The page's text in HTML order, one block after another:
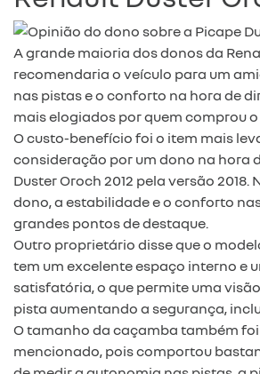
A grande maioria dos donos da
recomendaria o veículo para um
nas pistas e o conforto na hora de
mais elogiados por quem comprou
O custo-benefício foi o item mais
consideração por um dono na hora
Duster Oroch 2012 pela versão 2018.
dono, a estabilidade e o conforto
grandes pontos de destaque.
Outro proprietário disse que o
tem um excelente espaço interno e
satisfatória, o que permite uma
pista aumentando a segurança,
O tamanho da caçamba também
mencionado, pois comportou